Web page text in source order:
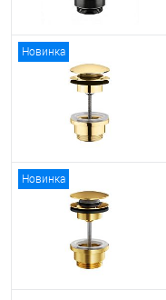
Новинка
Новинка